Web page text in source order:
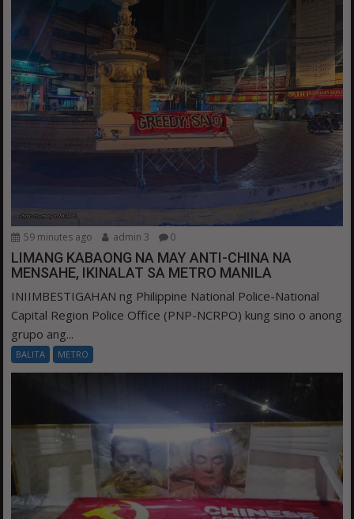
59 minutes ago admin 3 0
LIMANG KABAONG NA MAY ANTI-CHINA NA
MENSAHE, IKINALAT SA METRO MANILA
INIIMBESTIGAHAN ng Philippine National Police-National
Capital Region Police Office (PNP-NCRPO) kung sino o anong
grupo ang...
BALITA METRO